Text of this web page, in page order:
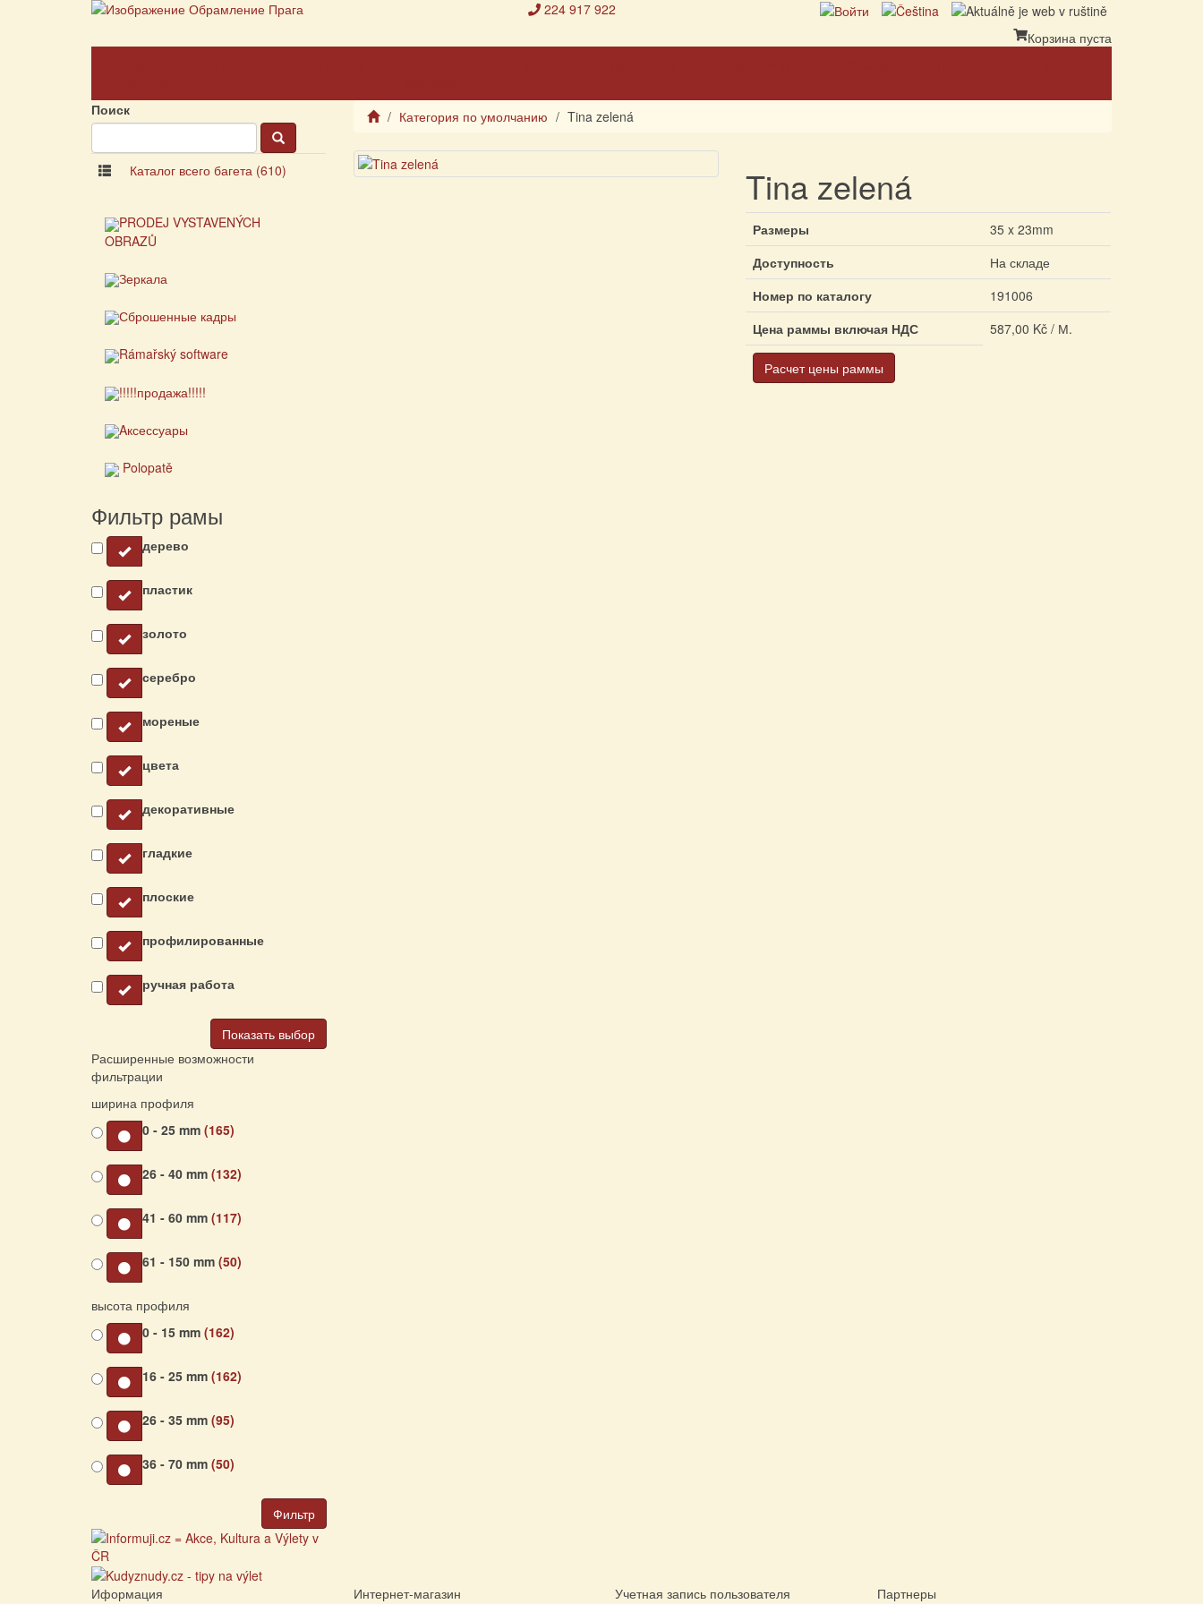
224 917 922
Корзина пуста
Поиск
Каталог всего багета (610)
PRODEJ VYSTAVENÝCH
OBRAZŮ
Зеркала
Сброшенные кадры
Rámařský software
!!!!!продажа!!!!!
Aксессуары
Polopatě
Фильтр рамы
дерево
пластик
золото
серебро
мореные
цвета
декоративные
гладкие
плоские
профилированные
ручная работа
Показать выбор
Расширенные возможности
фильтрации
ширина профиля
0 - 25 mm (165)
26 - 40 mm (132)
41 - 60 mm (117)
61 - 150 mm (50)
высота профиля
0 - 15 mm (162)
16 - 25 mm (162)
26 - 35 mm (95)
36 - 70 mm (50)
Фильтр
Категория по умолчанию Tina zelená
Tina zelená
Размеры
35 x 23mm
Доступность
На складе
Номер по каталогу
191006
Цена раммы включая НДС
587,00 Kč / М.
Расчет цены раммы
Иформация Интернет-магазин Учетная запись пользователя Партнеры